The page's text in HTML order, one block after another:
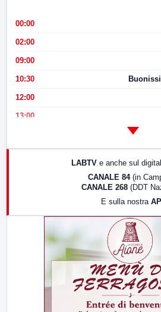
00:00
02:00
09:00
10:30
12:00
13:00
17:00
LABTV e anche sul
CANALE 84 (in
CANALE 268 (DDT
E sulla nostra